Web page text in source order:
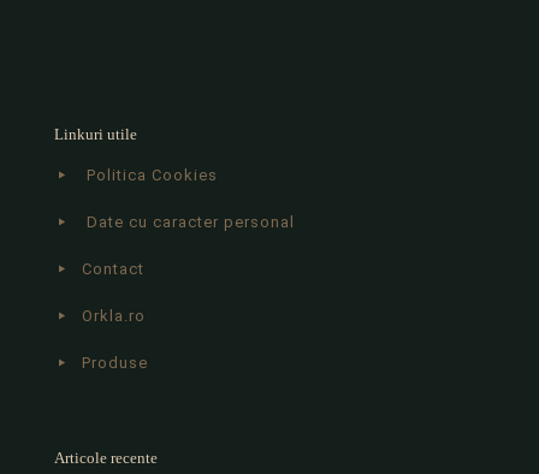
Linkuri utile
Politica Cookies
Date cu caracter personal
Contact
Orkla.ro
Produse
Articole recente